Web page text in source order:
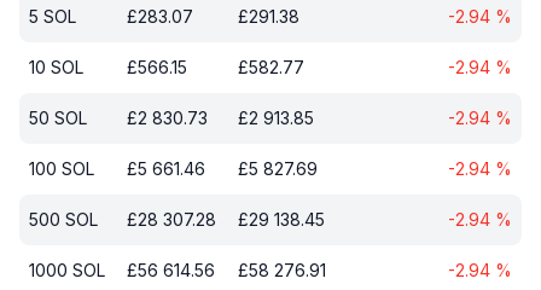
5 SOL £283.07 £291.38 -2.94 %
10 SOL £566.15 £582.77 -2.94 %
50 SOL £2 830.73 £2 913.85 -2.94 %
100 SOL £5 661.46 £5 827.69 -2.94 %
500 SOL £28 307.28 £29 138.45 -2.94 %
1000 SOL £56 614.56 £58 276.91 -2.94 %